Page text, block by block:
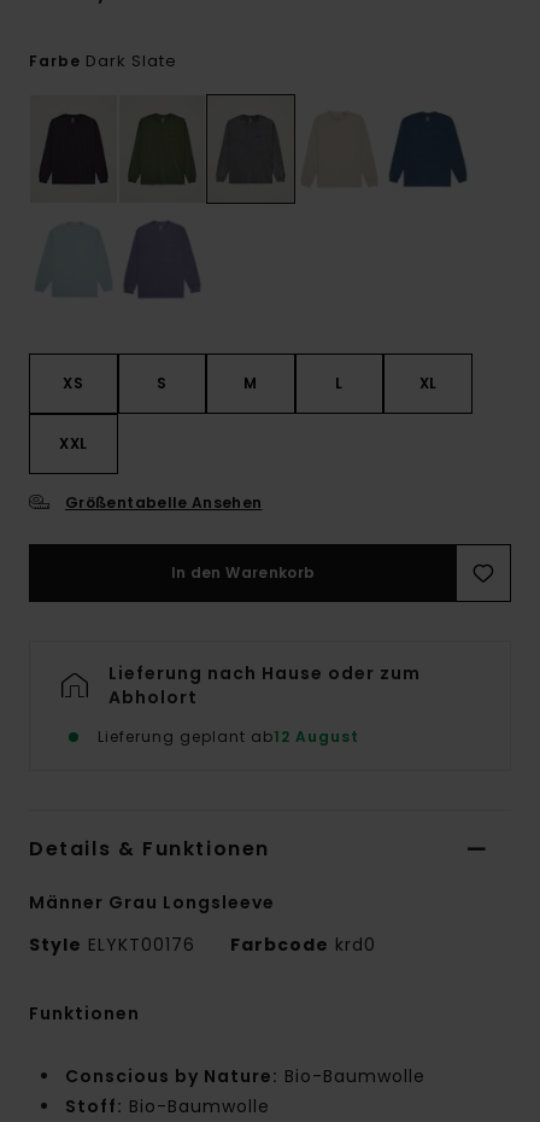
Farbe Dark Slate
XS S M L XL
XXL
Größentabelle Ansehen
In den Warenkorb
Lieferung nach Hause oder zum
Abholort
Lieferung geplant ab12 August
Details & Funktionen
Männer Grau Longsleeve
Style ELYKT00176 Farbcode krd0
Funktionen
Conscious by Nature: Bio-Baumwolle
Stoff: Bio-Baumwolle